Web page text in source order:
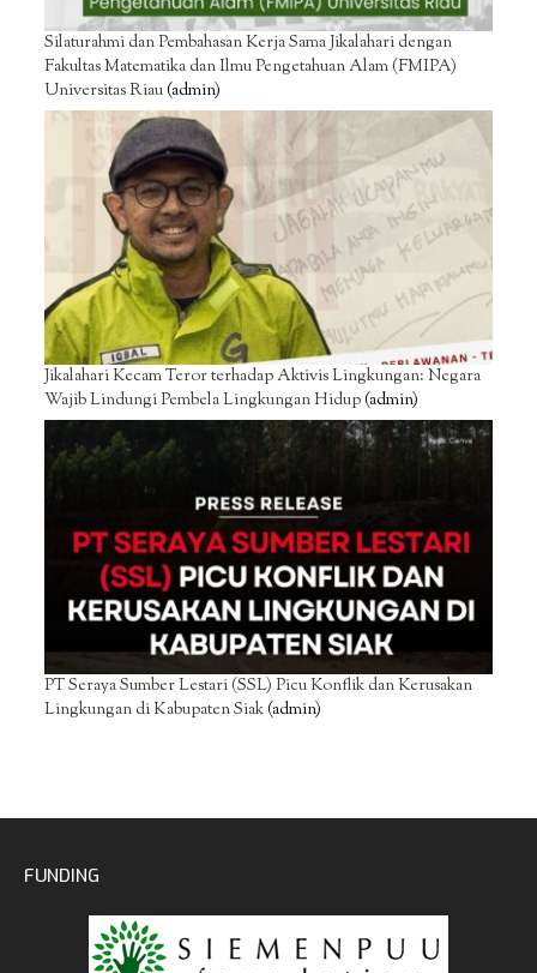
Silaturahmi dan Pembahasan Kerja Sama Jikalahari dengan
Fakultas Matematika dan Ilmu Pengetahuan Alam (FMIPA)
Universitas Riau(admin)
Jikalahari Kecam Teror terhadap Aktivis Lingkungan: Negara
Wajib Lindungi Pembela Lingkungan Hidup(admin)
PT Seraya Sumber Lestari (SSL) Picu Konflik dan Kerusakan
Lingkungan di Kabupaten Siak(admin)
FUNDING